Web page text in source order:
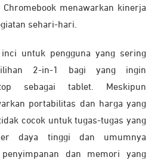
menawarkan kinerja
sehari-hari.
untuk pengguna yang sering
2-in-1 bagi yang ingin
sebagai tablet. Meskipun
portabilitas dan harga yang
cocok untuk tugas-tugas yang
daya tinggi dan umumnya
dan memori yang